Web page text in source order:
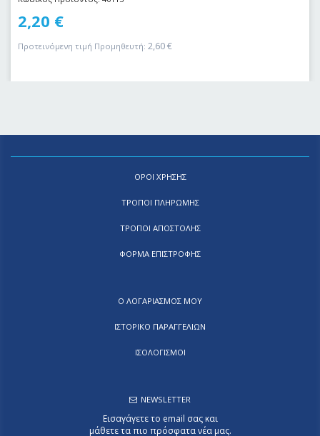
2,20 €
Προτεινόμενη τιμή Προμηθευτή: 2,60€
ΟΡΟΙ ΧΡΗΣΗΣ
ΤΡΟΠΟΙ ΠΛΗΡΩΜΗΣ
ΤΡΟΠΟΙ ΑΠΟΣΤΟΛΗΣ
ΦΟΡΜΑ ΕΠΙΣΤΡΟΦΗΣ
Ο ΛΟΓΑΡΙΑΣΜΟΣ ΜΟΥ
ΙΣΤΟΡΙΚΟ ΠΑΡΑΓΓΕΛΙΩΝ
ΙΣΟΛΟΓΙΣΜΟΙ
NEWSLETTER
Εισαγάγετε το email σας και
μάθετε τα πιο πρόσφατα νέα μας.